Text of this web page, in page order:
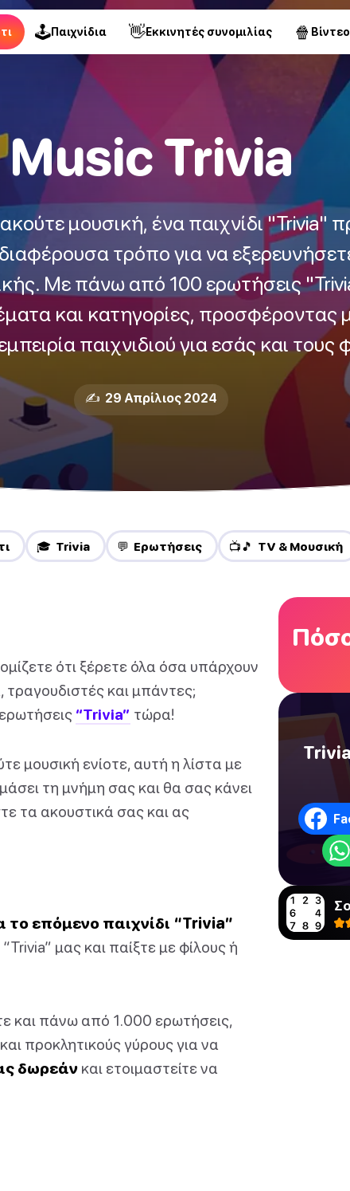
🕹Παιχνίδια 👋Εκκινητές συνομιλίας 🍿 Βίντεο
Music Trivia
μουσική, ένα παιχνίδι "Trivia"
τρόπο για να
Με πάνω από 100 ερωτήσεις
και κατηγορίες, προσφέροντας
παιχνιδιού για εσάς και τους
✍️ 29 Απρίλιος 2024
🎓 Trivia 💬 Ερωτήσεις 📺🎵 TV & Μουσική
ότι ξέρετε όλα όσα υπάρχουν
και μπάντες;
“Trivia” τώρα!
μουσική ενίοτε, αυτή η λίστα με
τη μνήμη σας και θα σας κάνει
τα ακουστικά σας και ας
επόμενο παιχνίδι “Trivia”
μας και παίξτε με φίλους ή
και πάνω από 1.000 ερωτήσεις,
προκλητικούς γύρους για να
δωρεάν και ετοιμαστείτε να